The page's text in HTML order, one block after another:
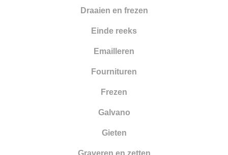
Draaien en frezen
Einde reeks
Emailleren
Fournituren
Frezen
Galvano
Gieten
Graveren en zetten